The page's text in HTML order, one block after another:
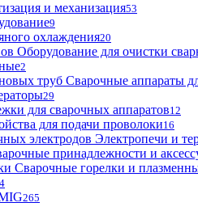
и механизация53
9
охлаждения20
Оборудование для очистки
2
Сварочные аппараты
29
для сварочных аппаратов12
для подачи проволоки16
Электропечи и
принадлежности и
Сварочные горелки и
265